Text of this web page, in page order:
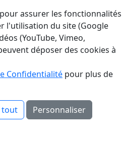
assurer les fonctionnalités
l'utilisation du site (Google
(YouTube, Vimeo,
déposer des cookies à
Confidentialité pour plus de
tout Personnaliser